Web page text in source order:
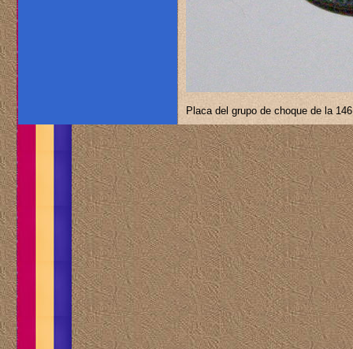
Placa del grupo de choque de la